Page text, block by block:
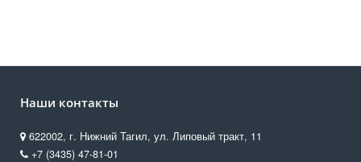
Наши контакты
622002, г. Нижний Тагил, ул. Липовый тракт, 11
+7 (3435) 47-81-01